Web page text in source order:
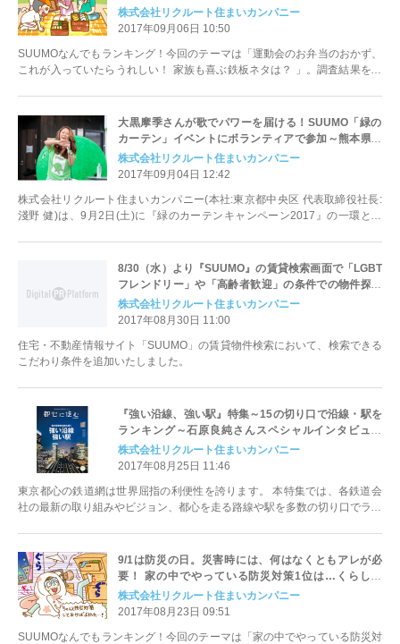
なんでもランキング」
株式会社リクルート住まいカンパニー
2017年09月06日 10:50
SUUMOなんでもランキング！今回のテーマは「運動会のお弁当のおかず、
これが入っていたらうれしい！ 家族も喜ぶ鉄板ネタは？ 」。調査結果をま
大黒摩季さんが歌でパワーを届ける！SUUMO「緑の
カーテン」イベントにボランティアで参加～熊本県最
大の仮設住宅にて開催～
株式会社リクルート住まいカンパニー
2017年09月04日 12:42
株式会社リクルート住まいカンパニー(本社:東京都中央区 代表取締役社長:
淺野 健)は、9月2日(土)に『緑のカーテンキャンペーン2017』の一環とし
8/30（水）より『SUUMO』の賃貸検索画面で「LGBT
フレンドリー」や「高齢者歓迎」の条件での物件探し
が可能に！
株式会社リクルート住まいカンパニー
2017年08月30日 11:00
住宅・不動産情報サイト「SUUMO」の賃貸物件検索において、検索できる
こだわり条件を追加いたしました。
『強い沿線、強い駅』特集～15の切り口で沿線・駅を
ランキング～石原良純さんスペシャルインタビュー
も！『都心に住む by SUUMO』10月号 8月26日(土）
発売！
株式会社リクルート住まいカンパニー
2017年08月25日 11:46
東京都心の鉄道網は世界屈指の利便性を誇ります。 本特集では、各鉄道会
社の最新の取り組みやビジョン、都心を走る路線や駅を多数の切り口でラン
9/1は防災の日。災害時には、何はなくともアレが必
要！ 家の中でやっている防災対策1位は…くらしの
「気になる！」を徹底調査「SUUMOなんでもランキ
ング」
株式会社リクルート住まいカンパニー
2017年08月23日 09:51
SUUMOなんでもランキング！今回のテーマは「家の中でやっている防災対